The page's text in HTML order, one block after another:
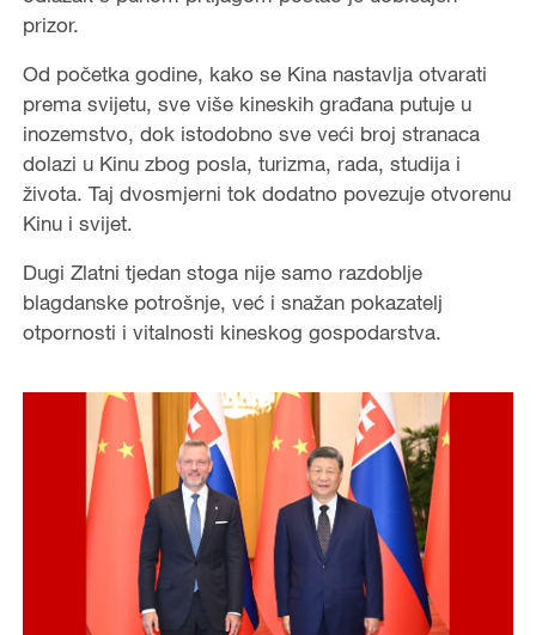
prizor.
Od početka godine, kako se Kina nastavlja otvarati
prema svijetu, sve više kineskih građana putuje u
inozemstvo, dok istodobno sve veći broj stranaca
dolazi u Kinu zbog posla, turizma, rada, studija i
života. Taj dvosmjerni tok dodatno povezuje otvorenu
Kinu i svijet.
Dugi Zlatni tjedan stoga nije samo razdoblje
blagdanske potrošnje, već i snažan pokazatelj
otpornosti i vitalnosti kineskog gospodarstva.